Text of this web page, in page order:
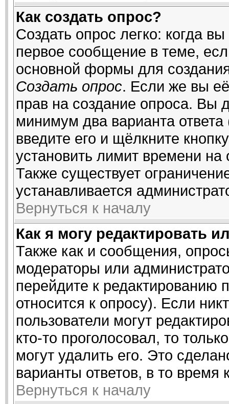
Как создать опрос?
Создать опрос легко: когда
первое сообщение в теме,
основной формы для
Создать опрос. Если же вы её
прав на создание опроса. Вы
минимум два варианта ответа
введите его и щёлкните
установить лимит времени
Также существует
устанавливается
Вернуться к началу
Как я могу редактировать
Также как и сообщения,
модераторы или
перейдите к редактированию
относится к опросу). Если
пользователи могут
кто-то проголосовал, то
могут удалить его. Это
варианты ответов, в то
Вернуться к началу